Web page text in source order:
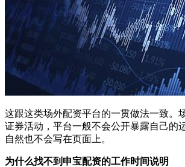
这跟这类场外配资平台的一贯做法一致。
证券活动，平台一般不会公开暴露自己的
自然也不会写在页面上。
为什么找不到申宝配资的工作时间说明